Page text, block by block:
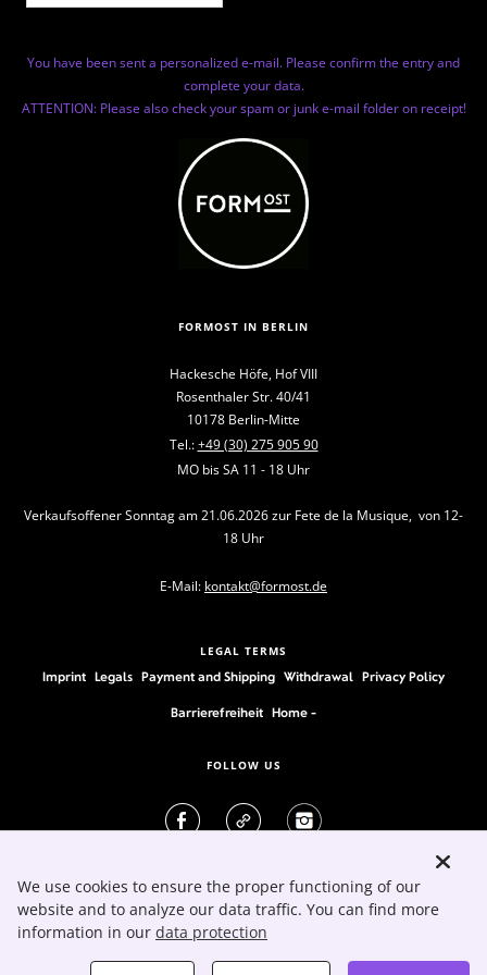
You have been sent a personalized e-mail. Please confirm the entry and
complete your data.
ATTENTION: Please also check your spam or junk e-mail folder on receipt!
FORMOST IN BERLIN
Hackesche Höfe, Hof VIII
Rosenthaler Str. 40/41
10178 Berlin-Mitte
Tel.:+49 (30) 275 905 90
MO bis SA 11 - 18 Uhr
Verkaufsoffener Sonntag am 21.06.2026 zur Fete de la Musique, von 12-
18 Uhr
E-Mail: kontakt@formost.de
LEGAL TERMS
Imprint Legals Payment and Shipping Withdrawal Privacy Policy
Barrierefreiheit Home -
FOLLOW US
We use cookies to ensure the proper functioning of our
website and to analyze our data traffic. You can find more
information in our data protection